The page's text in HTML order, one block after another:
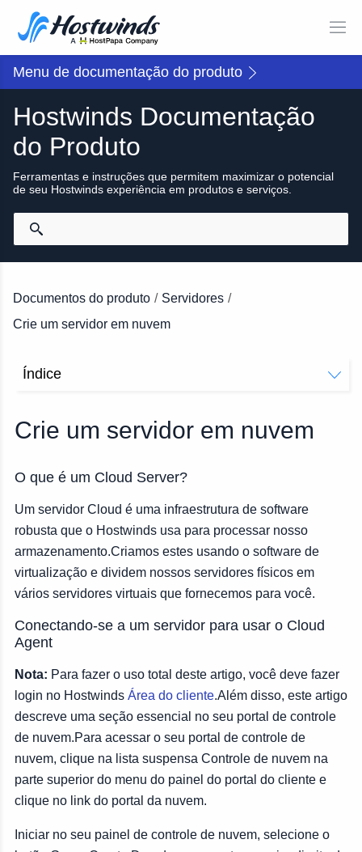
Menu de documentação do produto
Hostwinds Documentação
do Produto
Ferramentas e instruções que permitem maximizar o potencial
de seu Hostwinds experiência em produtos e serviços.
Documentos do produto / Servidores /
Crie um servidor em nuvem
Índice
Conectando-se a um servidor para usar o Cloud Agent
Selecione um local de data center:
Crie um servidor em nuvem
O que é um Cloud Server?
Um servidor Cloud é uma infraestrutura de software
robusta que o Hostwinds usa para processar nosso
armazenamento.Criamos estes usando o software de
virtualização e dividem nossos servidores físicos em
vários servidores virtuais que fornecemos para você.
Conectando-se a um servidor para usar o Cloud
Agent
Nota: Para fazer o uso total deste artigo, você deve fazer
login no Hostwinds Área do cliente.Além disso, este artigo
descreve uma seção essencial no seu portal de controle
de nuvem.Para acessar o seu portal de controle de
nuvem, clique na lista suspensa Controle de nuvem na
parte superior do menu do painel do portal do cliente e
clique no link do portal da nuvem.
Iniciar no seu painel de controle de nuvem, selecione o